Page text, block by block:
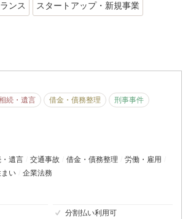
ンス スタートアップ・新規事業
続・遺言 借金・債務整理
刑事事件
遺言 交通事故 借金・債務整理
労働・雇用
い 企業法務
分割払い利用可